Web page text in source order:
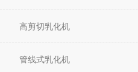
高剪切乳化机
管线式乳化机